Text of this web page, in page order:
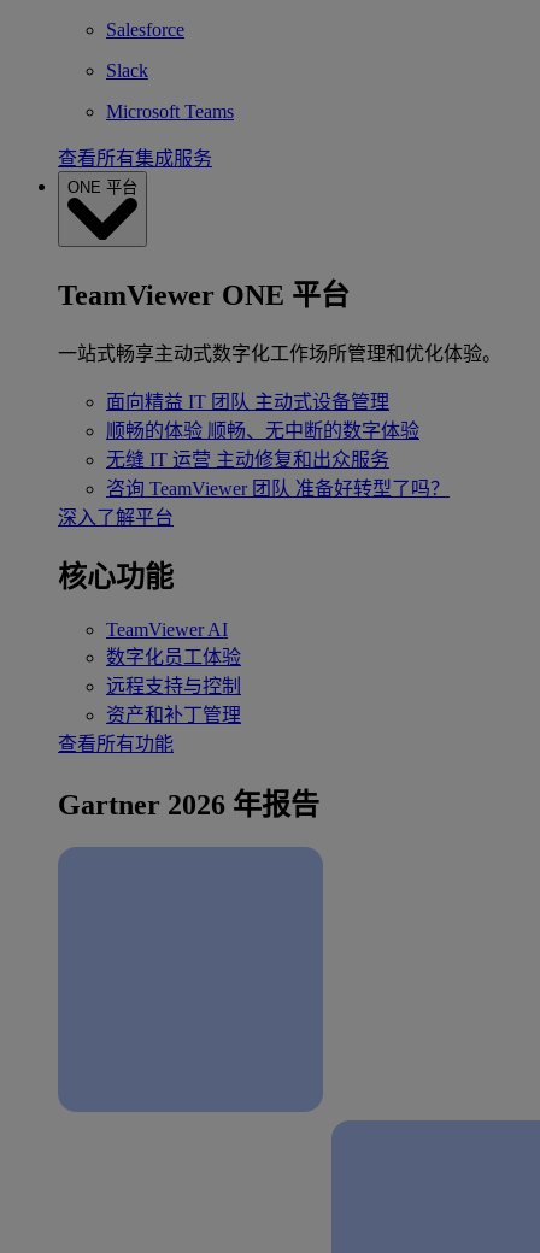
Salesforce
Slack
Microsoft Teams
查看所有集成服务
ONE 平台
TeamViewer ONE 平台
一站式畅享主动式数字化工作场所管理和优化体验。
面向精益 IT 团队 主动式设备管理
顺畅的体验 顺畅、无中断的数字体验
无缝 IT 运营 主动修复和出众服务
咨询 TeamViewer 团队 准备好转型了吗？
深入了解平台
核心功能
TeamViewer AI
数字化员工体验
远程支持与控制
资产和补丁管理
查看所有功能
Gartner 2026 年报告